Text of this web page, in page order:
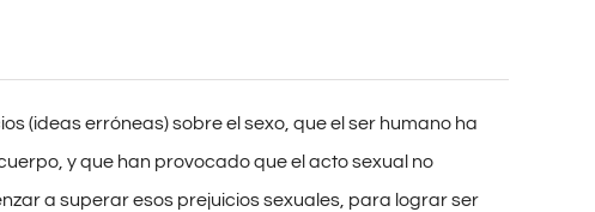
(ideas erróneas) sobre el sexo, que el ser humano ha
y que han provocado que el acto sexual no
a superar esos prejuicios sexuales, para lograr ser